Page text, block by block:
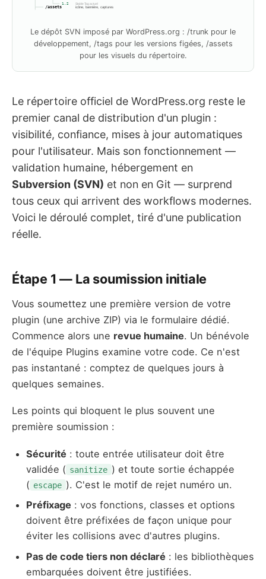
/assets icône, bannière, captures
1.2
Stable Tag actuel
Le dépôt SVN imposé par WordPress.org : /trunk pour le
développement, /tags pour les versions figées, /assets
pour les visuels du répertoire.
Le répertoire officiel de WordPress.org reste le
premier canal de distribution d'un plugin :
visibilité, confiance, mises à jour automatiques
pour l'utilisateur. Mais son fonctionnement —
validation humaine, hébergement en
Subversion (SVN) et non en Git — surprend
tous ceux qui arrivent des workflows modernes.
Voici le déroulé complet, tiré d'une publication
réelle.
Étape 1 — La soumission initiale
Vous soumettez une première version de votre
plugin (une archive ZIP) via le formulaire dédié.
Commence alors une revue humaine. Un bénévole
de l'équipe Plugins examine votre code. Ce n'est
pas instantané : comptez de quelques jours à
quelques semaines.
Les points qui bloquent le plus souvent une
première soumission :
Sécurité : toute entrée utilisateur doit être
validée ( sanitize ) et toute sortie échappée
( escape ). C'est le motif de rejet numéro un.
Préfixage : vos fonctions, classes et options
doivent être préfixées de façon unique pour
éviter les collisions avec d'autres plugins.
Pas de code tiers non déclaré : les bibliothèques
embarquées doivent être justifiées.